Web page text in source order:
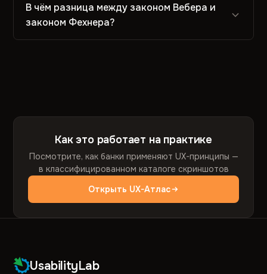
В чём разница между законом Вебера и
законом Фехнера?
Как это работает на практике
Посмотрите, как банки применяют UX-принципы —
в классифицированном каталоге скриншотов
Открыть UX-Атлас
UsabilityLab